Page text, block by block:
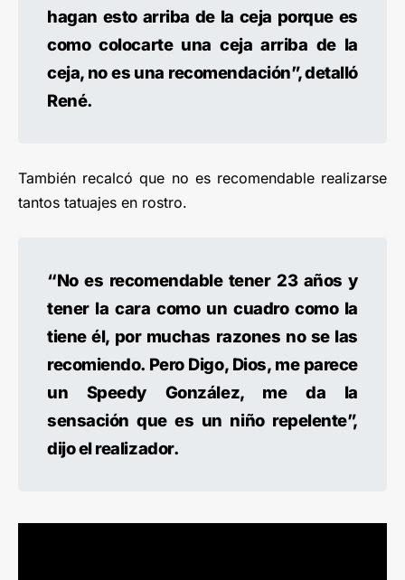
hagan esto arriba de la ceja porque es
como colocarte una ceja arriba de la
ceja, no es una recomendación”, detalló
René.
También recalcó que no es recomendable realizarse
tantos tatuajes en rostro.
“No es recomendable tener 23 años y
tener la cara como un cuadro como la
tiene él, por muchas razones no se las
recomiendo. Pero Digo, Dios, me parece
un Speedy González, me da la
sensación que es un niño repelente”,
dijo el realizador.